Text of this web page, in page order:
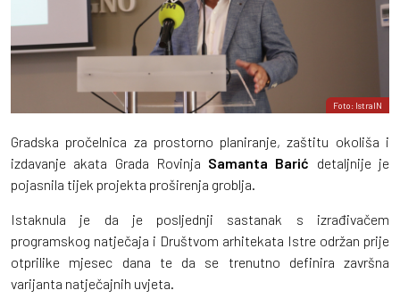
Foto: IstraIN
Gradska pročelnica za prostorno planiranje, zaštitu okoliša i
izdavanje akata Grada Rovinja Samanta Barić detaljnije je
pojasnila tijek projekta proširenja groblja.
Istaknula je da je posljednji sastanak s izrađivačem
programskog natječaja i Društvom arhitekata Istre održan prije
otprilike mjesec dana te da se trenutno definira završna
varijanta natječajnih uvjeta.